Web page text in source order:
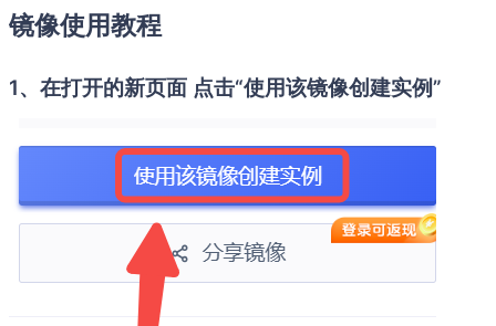
镜像使用教程
1、在打开的新页面 点击“使用该镜像创建实例”